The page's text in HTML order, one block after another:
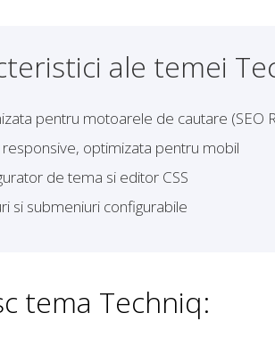
ale temei
pentru motoarele de cautare (SEO
optimizata pentru mobil
de tema si editor CSS
si submeniuri configurabile
tema Techniq: